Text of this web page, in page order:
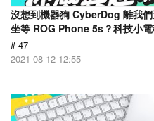
沒想到機器狗 CyberDog 離我
坐等 ROG Phone 5s？科技小
# 47
2021-08-12 12:55